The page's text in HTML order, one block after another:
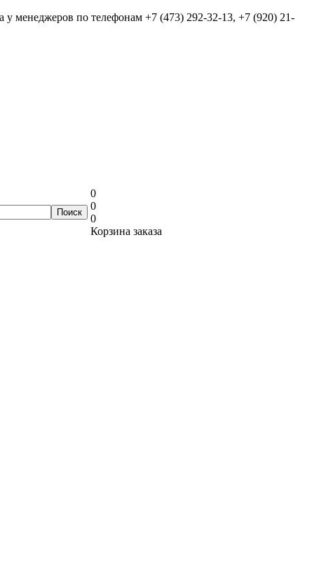
у менеджеров по телефонам +7 (473) 292-32-13, +7 (920) 21-
0
0
0
Корзина заказа